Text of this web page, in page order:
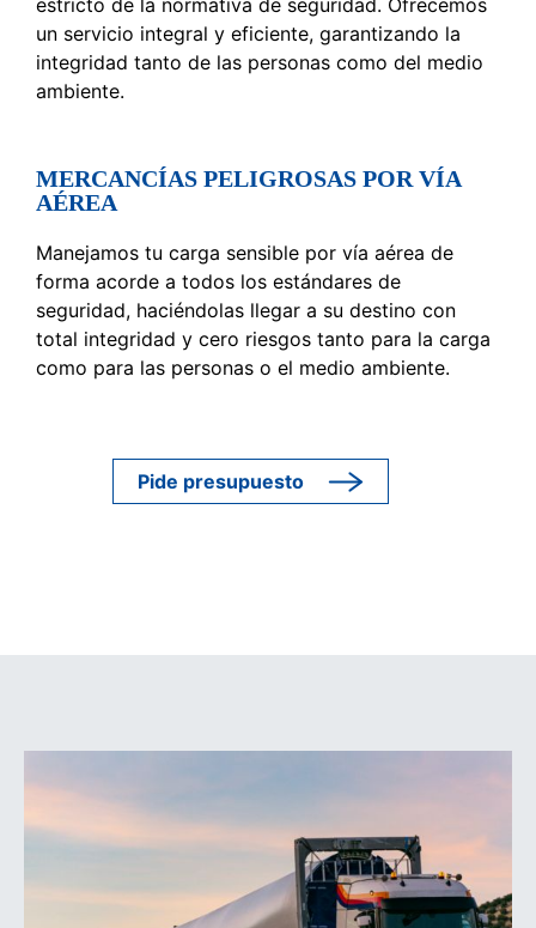
estricto de la normativa de seguridad. Ofrecemos
un servicio integral y eficiente, garantizando la
integridad tanto de las personas como del medio
ambiente.
MERCANCÍAS PELIGROSAS POR VÍA
AÉREA
Manejamos tu carga sensible por vía aérea de
forma acorde a todos los estándares de
seguridad, haciéndolas llegar a su destino con
total integridad y cero riesgos tanto para la carga
como para las personas o el medio ambiente.
Pide presupuesto